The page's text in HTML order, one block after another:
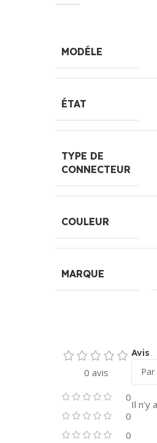
MODÉLE
ÉTAT
TYPE DE
CONNECTEUR
COULEUR
MARQUE
0 avis
0
0
0
Avis
Il n’y